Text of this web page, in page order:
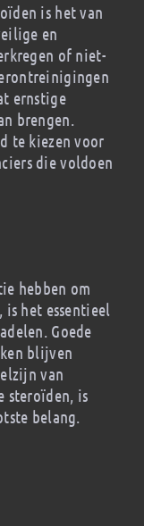
is het van
en
of niet-
ernstige
brengen.
te kiezen voor
die voldoen
hebben om
het essentieel
Goede
blijven
van
steroïden, is
belang.